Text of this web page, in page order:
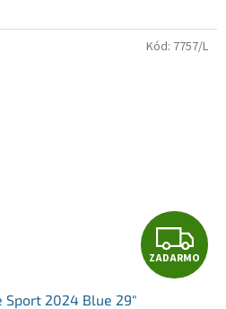
Z
A
ZADARMO
Sport 2024 Blue 29"
Kód: 7757/L